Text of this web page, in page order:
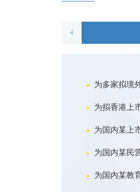
为多家拟境
为拟香港上
为国内某上
为国内某民
为国内某教